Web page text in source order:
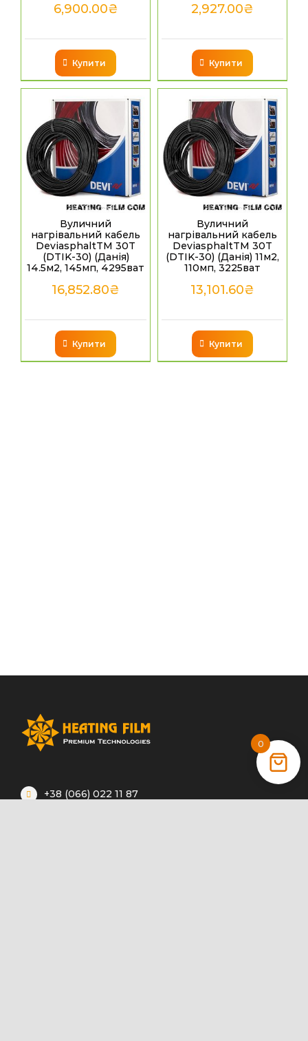
6,900.00₴
Купити
2,927.00₴
Купити
Вуличний
нагрівальний кабель
DeviasphaltTM 30T
(DTIK-30) (Данія)
14.5м2, 145мп, 4295ват
16,852.80₴
Купити
Вуличний
нагрівальний кабель
DeviasphaltTM 30T
(DTIK-30) (Данія) 11м2,
110мп, 3225ват
13,101.60₴
Купити
+38 (066) 022 11 87
0